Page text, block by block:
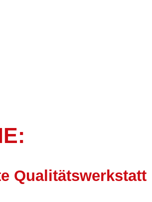
Qualitätswerkstatt